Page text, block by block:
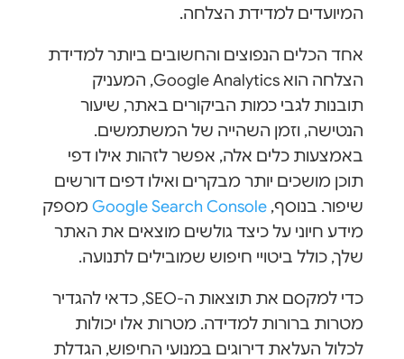
המיועדים למדידת הצלחה.
אחד הכלים הנפוצים והחשובים ביותר למדידת
הצלחה הוא Google Analytics, המעניק
תובנות לגבי כמות הביקורים באתר, שיעור
הנטישה, וזמן השהייה של המשתמשים.
באמצעות כלים אלה, אפשר לזהות אילו דפי
תוכן מושכים יותר מבקרים ואילו דפים דורשים
שיפור. בנוסף, Google Search Consoleמספק
מידע חיוני על כיצד גולשים מוצאים את האתר
שלך, כולל ביטויי חיפוש שמובילים לתנועה.
כדי למקסם את תוצאות ה-SEO, כדאי להגדיר
מטרות ברורות למדידה. מטרות אלו יכולות
לכלול העלאת דירוגים במנועי החיפוש, הגדלת